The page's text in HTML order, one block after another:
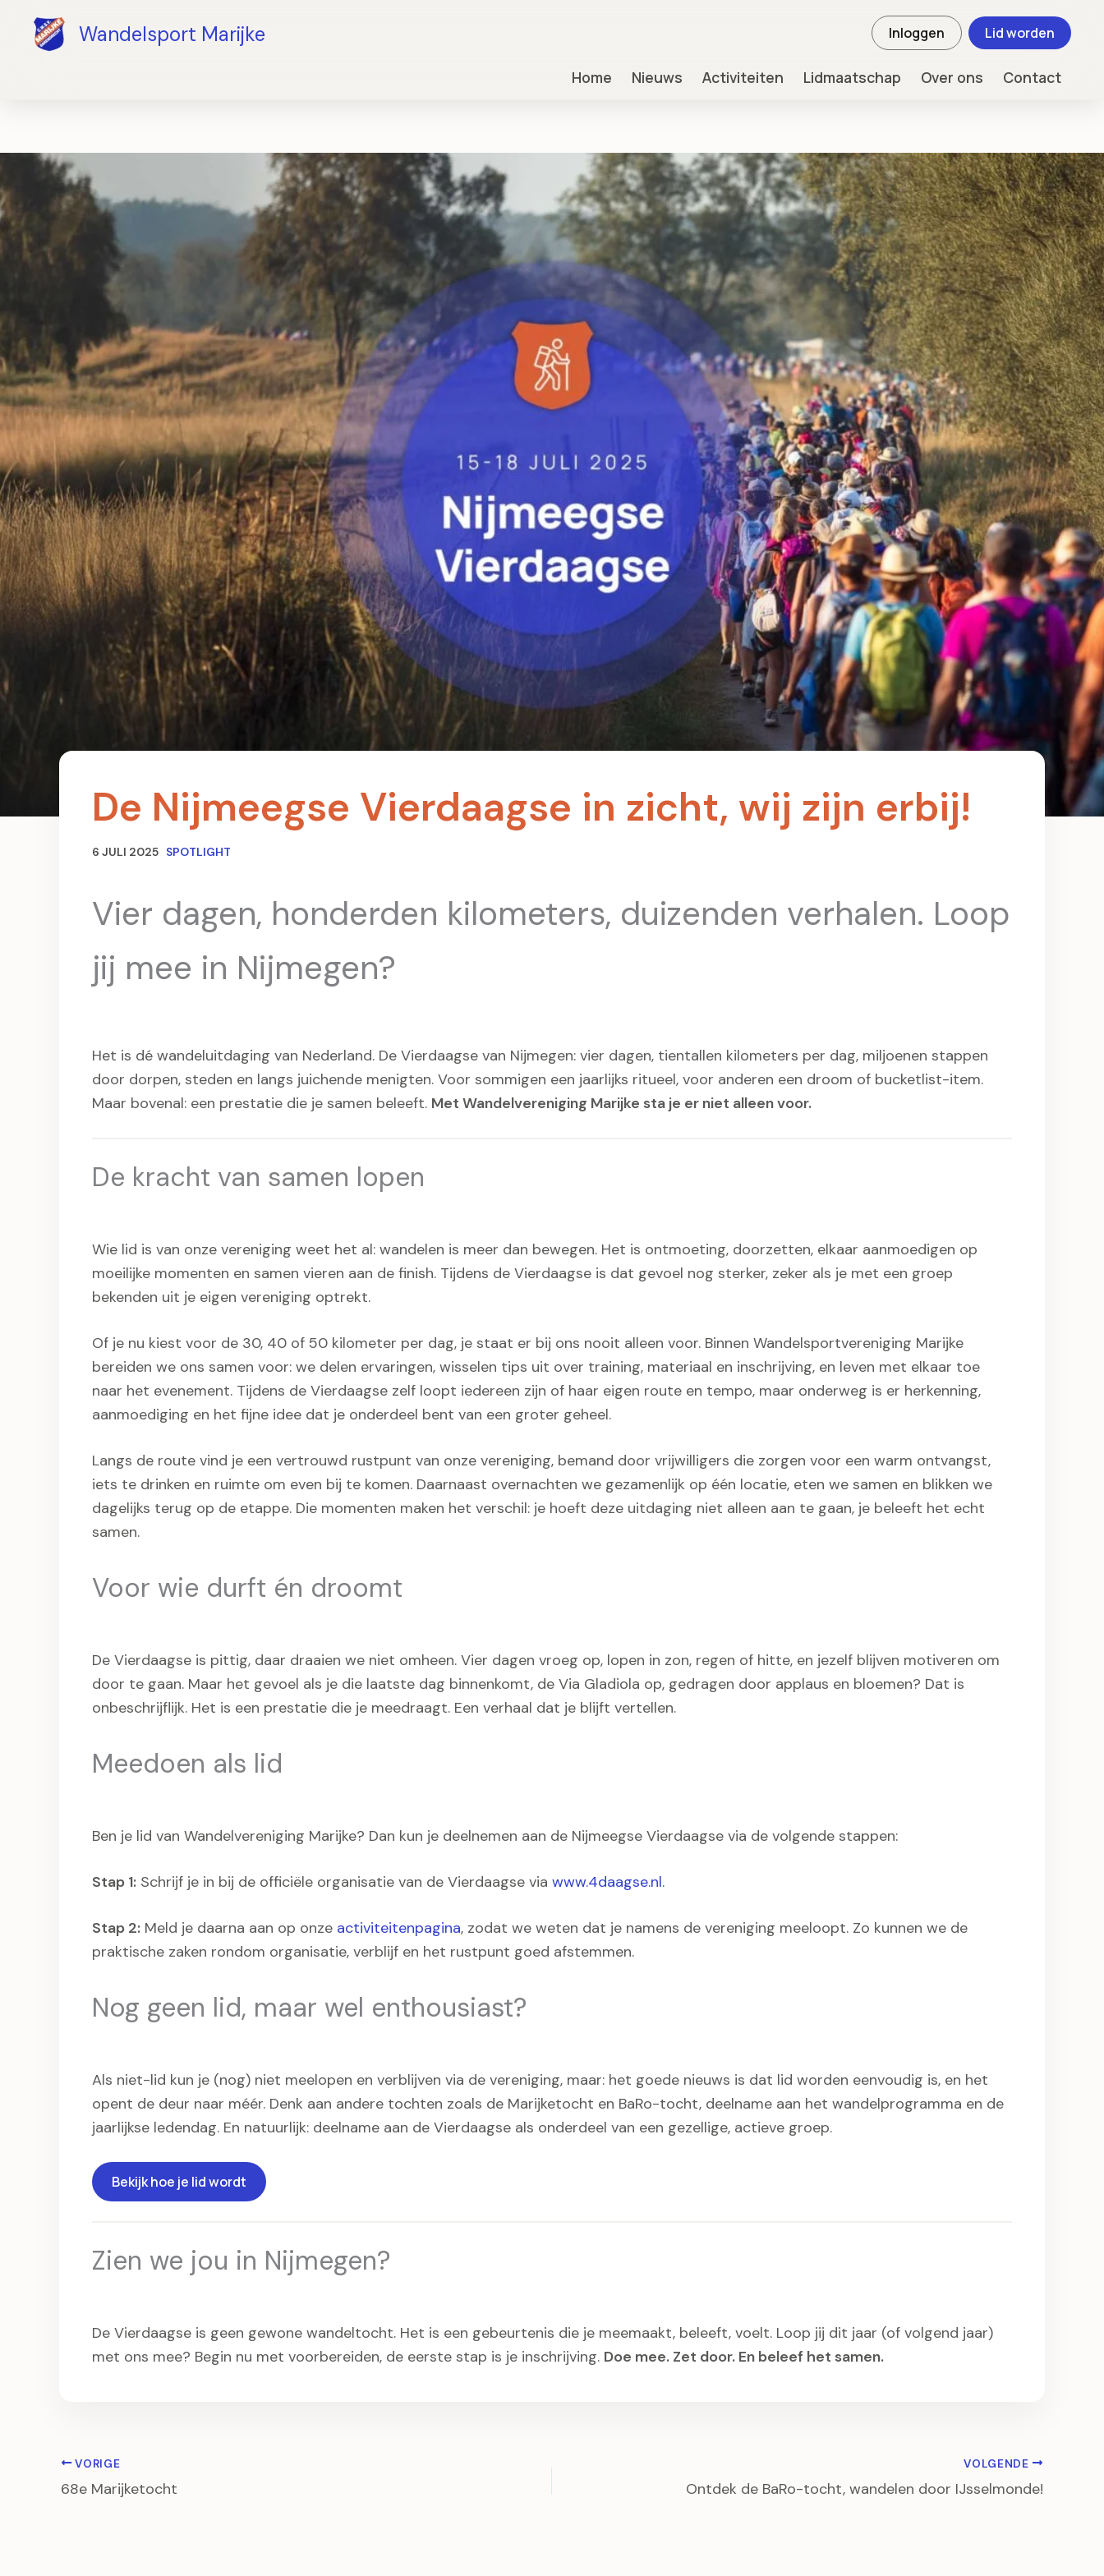
Wandelsport Marijke Inloggen Lid worden
Home Nieuws Activiteiten Lidmaatschap Over ons Contact
De Nijmeegse Vierdaagse in zicht, wij zijn erbij!
6 JULI 2025 SPOTLIGHT
Vier dagen, honderden kilometers, duizenden verhalen. Loop
jij mee in Nijmegen?
Het is dé wandeluitdaging van Nederland. De Vierdaagse van Nijmegen: vier dagen, tientallen kilometers per dag, miljoenen stappen
door dorpen, steden en langs juichende menigten. Voor sommigen een jaarlijks ritueel, voor anderen een droom of bucketlist-item.
Maar bovenal: een prestatie die je samen beleeft. Met Wandelvereniging Marijke sta je er niet alleen voor.
De kracht van samen lopen
Wie lid is van onze vereniging weet het al: wandelen is meer dan bewegen. Het is ontmoeting, doorzetten, elkaar aanmoedigen op
moeilijke momenten en samen vieren aan de finish. Tijdens de Vierdaagse is dat gevoel nog sterker, zeker als je met een groep
bekenden uit je eigen vereniging optrekt.
Of je nu kiest voor de 30, 40 of 50 kilometer per dag, je staat er bij ons nooit alleen voor. Binnen Wandelsportvereniging Marijke
bereiden we ons samen voor: we delen ervaringen, wisselen tips uit over training, materiaal en inschrijving, en leven met elkaar toe
naar het evenement. Tijdens de Vierdaagse zelf loopt iedereen zijn of haar eigen route en tempo, maar onderweg is er herkenning,
aanmoediging en het fijne idee dat je onderdeel bent van een groter geheel.
Langs de route vind je een vertrouwd rustpunt van onze vereniging, bemand door vrijwilligers die zorgen voor een warm ontvangst,
iets te drinken en ruimte om even bij te komen. Daarnaast overnachten we gezamenlijk op één locatie, eten we samen en blikken we
dagelijks terug op de etappe. Die momenten maken het verschil: je hoeft deze uitdaging niet alleen aan te gaan, je beleeft het echt
samen.
Voor wie durft én droomt
De Vierdaagse is pittig, daar draaien we niet omheen. Vier dagen vroeg op, lopen in zon, regen of hitte, en jezelf blijven motiveren om
door te gaan. Maar het gevoel als je die laatste dag binnenkomt, de Via Gladiola op, gedragen door applaus en bloemen? Dat is
onbeschrijflijk. Het is een prestatie die je meedraagt. Een verhaal dat je blijft vertellen.
Meedoen als lid
Ben je lid van Wandelvereniging Marijke? Dan kun je deelnemen aan de Nijmeegse Vierdaagse via de volgende stappen:
Stap 1: Schrijf je in bij de officiële organisatie van de Vierdaagse via www.4daagse.nl.
Stap 2: Meld je daarna aan op onze activiteitenpagina, zodat we weten dat je namens de vereniging meeloopt. Zo kunnen we de
praktische zaken rondom organisatie, verblijf en het rustpunt goed afstemmen.
Nog geen lid, maar wel enthousiast?
Als niet-lid kun je (nog) niet meelopen en verblijven via de vereniging, maar: het goede nieuws is dat lid worden eenvoudig is, en het
opent de deur naar méér. Denk aan andere tochten zoals de Marijketocht en BaRo-tocht, deelname aan het wandelprogramma en de
jaarlijkse ledendag. En natuurlijk: deelname aan de Vierdaagse als onderdeel van een gezellige, actieve groep.
Bekijk hoe je lid wordt
Zien we jou in Nijmegen?
De Vierdaagse is geen gewone wandeltocht. Het is een gebeurtenis die je meemaakt, beleeft, voelt. Loop jij dit jaar (of volgend jaar)
met ons mee? Begin nu met voorbereiden, de eerste stap is je inschrijving. Doe mee. Zet door. En beleef het samen.
VORIGE
68e Marijketocht
VOLGENDE
Ontdek de BaRo-tocht, wandelen door IJsselmonde!